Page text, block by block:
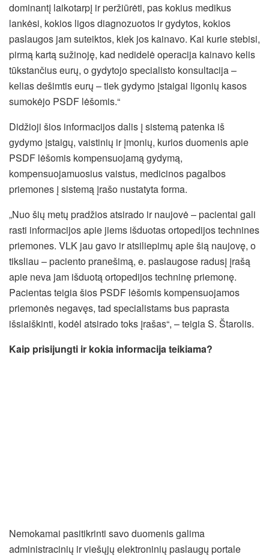
dominantį laikotarpį ir peržiūrėti, pas kokius medikus
lankėsi, kokios ligos diagnozuotos ir gydytos, kokios
paslaugos jam suteiktos, kiek jos kainavo. Kai kurie stebisi,
pirmą kartą sužinoję, kad nedidelė operacija kainavo kelis
tūkstančius eurų, o gydytojo specialisto konsultacija –
kelias dešimtis eurų – tiek gydymo įstaigai ligonių kasos
sumokėjo PSDF lėšomis.“
Didžioji šios informacijos dalis į sistemą patenka iš
gydymo įstaigų, vaistinių ir įmonių, kurios duomenis apie
PSDF lėšomis kompensuojamą gydymą,
kompensuojamuosius vaistus, medicinos pagalbos
priemones į sistemą įrašo nustatyta forma.
„Nuo šių metų pradžios atsirado ir naujovė – pacientai gali
rasti informacijos apie jiems išduotas ortopedijos technines
priemones. VLK jau gavo ir atsiliepimų apie šią naujovę, o
tiksliau – paciento pranešimą, e. paslaugose radusį įrašą
apie neva jam išduotą ortopedijos techninę priemonę.
Pacientas teigia šios PSDF lėšomis kompensuojamos
priemonės negavęs, tad specialistams bus paprasta
išsiaiškinti, kodėl atsirado toks įrašas“, – teigia S. Štarolis.
Kaip prisijungti ir kokia informacija teikiama?
Nemokamai pasitikrinti savo duomenis galima
administracinių ir viešųjų elektroninių paslaugų portale